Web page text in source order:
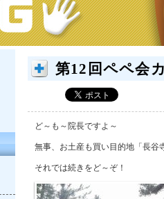
第12回ペペ会
ど～も～院長ですよ～
無事、お土産も買い目的地「長谷
それでは続きをど～ぞ！